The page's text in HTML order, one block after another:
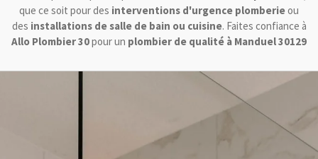
que ce soit pour des interventions d'urgence plomberieou
des installations de salle de bain ou cuisine. Faites confiance à
Allo Plombier 30pour un plombier de qualité à Manduel 30129